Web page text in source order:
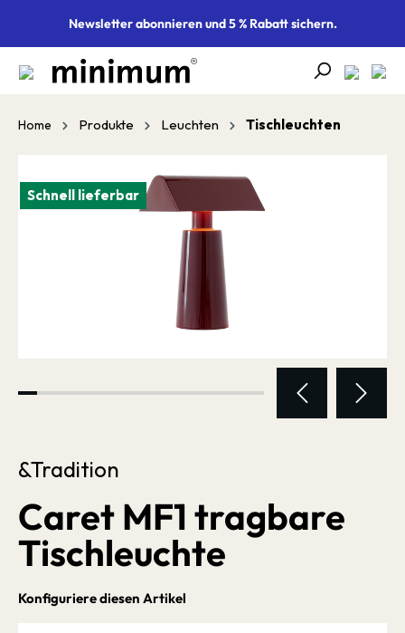
springenNewsletter abonnieren und 5 % Rabatt sichern.
Home Produkte Leuchten Tischleuchten
Schnell lieferbar
&Tradition
Caret MF1 tragbare
Tischleuchte
Konfiguriere diesen Artikel